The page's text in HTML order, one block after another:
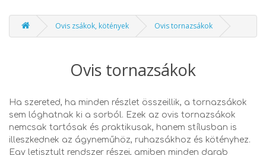
Ovis zsákok, kötények Ovis tornazsákok
Ovis tornazsákok
Ha szereted, ha minden részlet összeillik, a tornazsákok
sem lóghatnak ki a sorból. Ezek az ovis tornazsákok
nemcsak tartósak és praktikusak, hanem stílusban is
illeszkednek az ágyneműhöz, ruhazsákhoz és kötényhez.
Egy letisztult rendszer részei, amiben minden darab